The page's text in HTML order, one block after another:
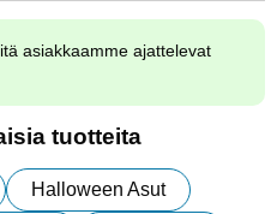
asiakkaamme ajattelevat
tuotteita
Halloween Asut